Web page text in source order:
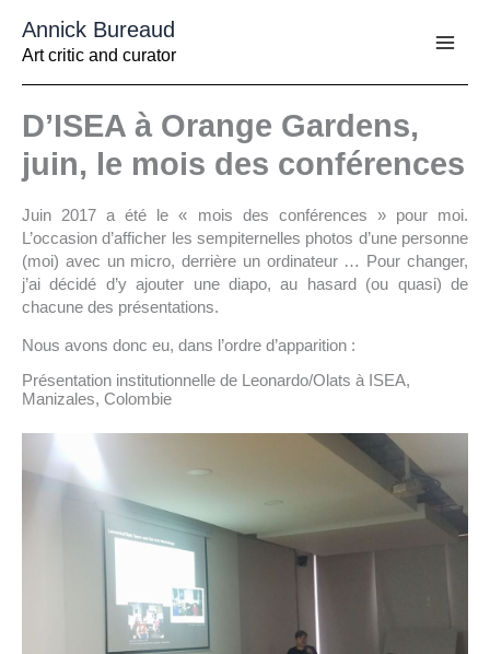
contenu
Annick Bureaud
Art critic and curator
D’ISEA à Orange Gardens,
juin, le mois des conférences
Juin 2017 a été le « mois des conférences » pour moi.
L’occasion d’afficher les sempiternelles photos d’une personne
(moi) avec un micro, derrière un ordinateur … Pour changer,
j’ai décidé d’y ajouter une diapo, au hasard (ou quasi) de
chacune des présentations.
Nous avons donc eu, dans l’ordre d’apparition :
Présentation institutionnelle de Leonardo/Olats à ISEA,
Manizales, Colombie